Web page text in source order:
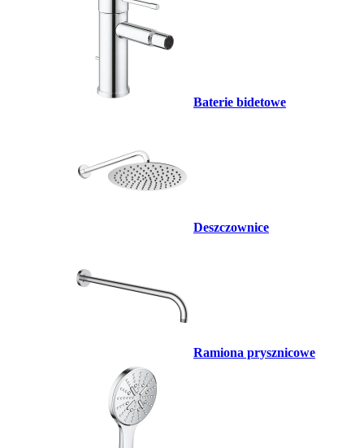
Baterie bidetowe
Deszczownice
Ramiona prysznicowe